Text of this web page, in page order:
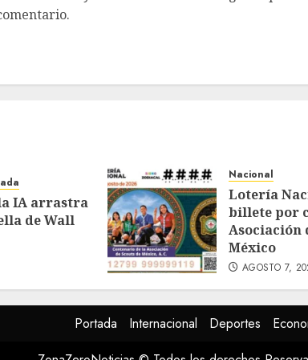
IA arrastra
de Wall
Nacional
Lotería
billete por
Asociación
México
AGOSTO 7,
Portada Internacional Deportes